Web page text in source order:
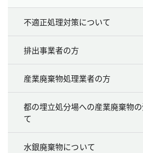
不適正処理対策について
排出事業者の方
産業廃棄物処理業者の方
都の埋立処分場への産業廃棄物
て
水銀廃棄物について